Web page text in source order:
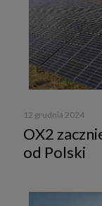
12 grudnia 2024
OX2
od Polski